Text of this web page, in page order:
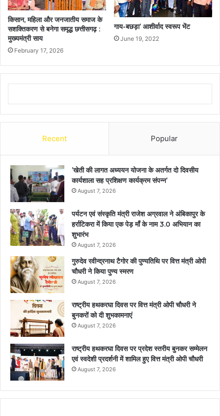
किसान, महिला और जनजातीय समाज के
सशक्तिकरण से बनेगा समृद्ध छत्तीसगढ़ :
मुख्यमंत्री साय
February 17, 2026
गाय-बछड़ा’ आशीर्वाद स्वरूप भेंट
June 19, 2022
Recent Popular
’खेती की लागत अध्ययन योजना के अतर्गत दो दिवसीय
कार्यशाला सह प्रशिक्षण कार्यक्रम संपन्न’
August 7, 2026
पर्यटन एवं संस्कृति मंत्री राजेश अग्रवाल ने अंबिकापुर के
हर्राटिकरा में किया एक पेड़ माँ के नाम 3.0 अभियान का
शुभारंभ
August 7, 2026
गुरुदेव रवीन्द्रनाथ टैगोर की पुण्यतिथि पर वित्त मंत्री ओपी
चौधरी ने किया पुण्य स्मरण
August 7, 2026
राष्ट्रीय हथकरघा दिवस पर वित्त मंत्री ओपी चौधरी ने
बुनकरों को दी शुभकामनाएं
August 7, 2026
राष्ट्रीय हथकरघा दिवस पर प्रदेश स्तरीय बुनकर सम्मेलन
एवं स्वदेशी प्रदर्शनी में शामिल हुए वित्त मंत्री ओपी चौधरी
August 7, 2026